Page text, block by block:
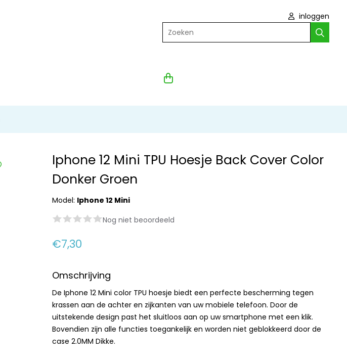
inloggen
Zoeken
Iphone 12 Mini TPU Hoesje Back Cover Color
Donker Groen
Model: Iphone 12 Mini
Nog niet beoordeeld
€7,30
Omschrijving
De Iphone 12 Mini color TPU hoesje biedt een perfecte bescherming tegen
krassen aan de achter en zijkanten van uw mobiele telefoon. Door de
uitstekende design past het sluitloos aan op uw smartphone met een klik.
Bovendien zijn alle functies toegankelijk en worden niet geblokkeerd door de
case 2.0MM Dikke.